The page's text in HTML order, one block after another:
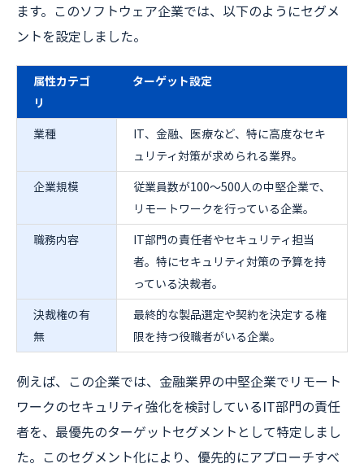
ます。このソフトウェア企業では、以下のようにセグメ
ントを設定しました。
属性カテゴ
リ
ターゲット設定
業種
IT、金融、医療など、特に高度なセキ
ュリティ対策が求められる業界。
企業規模
従業員数が100～500人の中堅企業で、
リモートワークを行っている企業。
職務内容
IT部門の責任者やセキュリティ担当
者。特にセキュリティ対策の予算を持
っている決裁者。
決裁権の有
無
最終的な製品選定や契約を決定する権
限を持つ役職者がいる企業。
例えば、この企業では、金融業界の中堅企業でリモート
ワークのセキュリティ強化を検討しているIT部門の責任
者を、最優先のターゲットセグメントとして特定しまし
た。このセグメント化により、優先的にアプローチすべ